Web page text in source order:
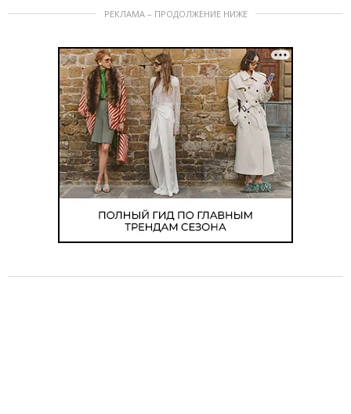
РЕКЛАМА – ПРОДОЛЖЕНИЕ НИЖЕ